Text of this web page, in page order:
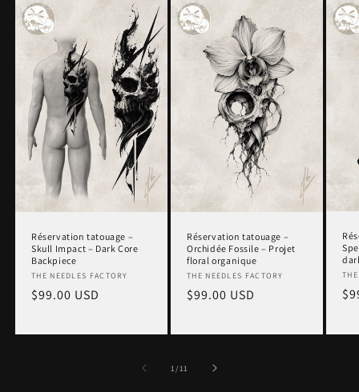
Réservation tatouage –
Skull Impact – Dark Core
Backpiece
Vendor:
THE NEEDLES FACTORY
Regular
$99.00 USD
Réservation tatouage –
Orchidée Fossile – Projet
floral organique
Vendor:
THE NEEDLES FACTORY
Regular
$99.00 USD
1/of
11